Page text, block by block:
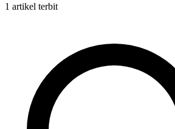
1 artikel terbit